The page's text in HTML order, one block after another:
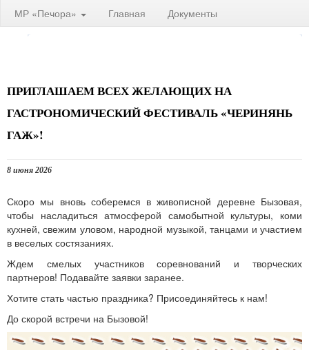
МР «Печора» Главная Документы
ПРИГЛАШАЕМ ВСЕХ ЖЕЛАЮЩИХ НА
ГАСТРОНОМИЧЕСКИЙ ФЕСТИВАЛЬ «ЧЕРИНЯНЬ
ГАЖ»!
8 июня 2026
Скоро мы вновь соберемся в живописной деревне Бызовая,
чтобы насладиться атмосферой самобытной культуры, коми
кухней, свежим уловом, народной музыкой, танцами и участием
в веселых состязаниях.
Ждем смелых участников соревнований и творческих
партнеров! Подавайте заявки заранее.
Хотите стать частью праздника? Присоединяйтесь к нам!
До скорой встречи на Бызовой!